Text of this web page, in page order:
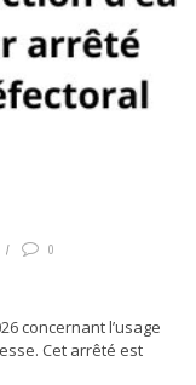
0
concernant l’usage
Cet arrêté est